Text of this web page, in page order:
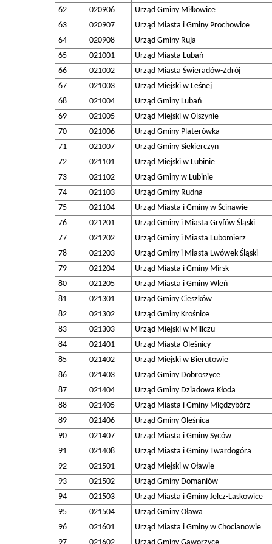
62
020906
Urząd Gminy Miłkowice
63
020907
Urząd Miasta i Gminy Prochowice
64
020908
Urząd Gminy Ruja
65
021001
Urząd Miasta Lubań
66
021002
Urząd Miasta Świeradów-Zdrój
67
021003
Urząd Miejski w Leśnej
68
021004
Urząd Gminy Lubań
69
021005
Urząd Miejski w Olszynie
70
021006
Urząd Gminy Platerówka
71
021007
Urząd Gminy Siekierczyn
72
021101
Urząd Miejski w Lubinie
73
021102
Urząd Gminy w Lubinie
74
021103
Urząd Gminy Rudna
75
021104
Urząd Miasta i Gminy w Ścinawie
76
021201
Urząd Gminy i Miasta Gryfów Śląski
77
021202
Urząd Gminy i Miasta Lubomierz
78
021203
Urząd Gminy i Miasta Lwówek Śląski
79
021204
Urząd Miasta i Gminy Mirsk
80
021205
Urząd Miasta i Gminy Wleń
81
021301
Urząd Gminy Cieszków
82
021302
Urząd Gminy Krośnice
83
021303
Urząd Miejski w Miliczu
84
021401
Urząd Miasta Oleśnicy
85
021402
Urząd Miejski w Bierutowie
86
021403
Urząd Gminy Dobroszyce
87
021404
Urząd Gminy Dziadowa Kłoda
88
021405
Urząd Miasta i Gminy Międzybórz
89
021406
Urząd Gminy Oleśnica
90
021407
Urząd Miasta i Gminy Syców
91
021408
Urząd Miasta i Gminy Twardogóra
92
021501
Urząd Miejski w Oławie
93
021502
Urząd Gminy Domaniów
94
021503
Urząd Miasta i Gminy Jelcz-Laskowice
95
021504
Urząd Gminy Oława
96
021601
Urząd Miasta i Gminy w Chocianowie